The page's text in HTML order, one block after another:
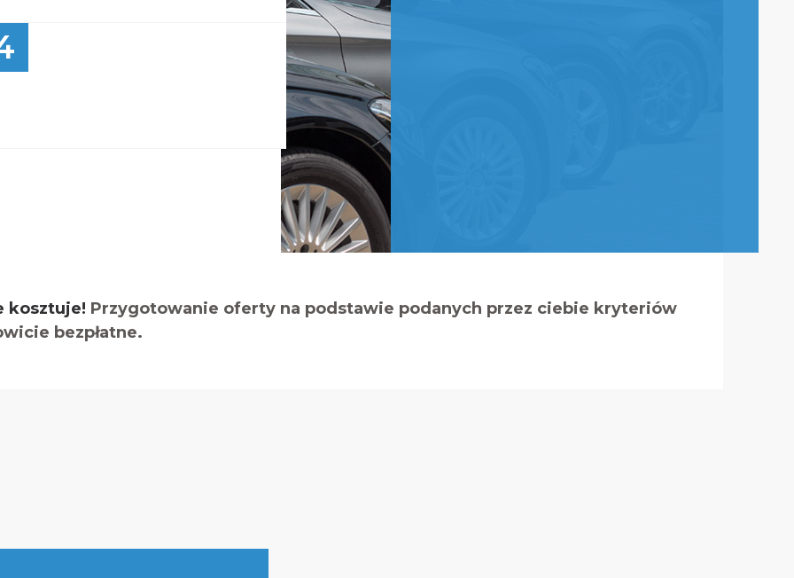
kosztuje! Przygotowanie oferty na podstawie podanych przez ciebie kryteriów
bezpłatne.